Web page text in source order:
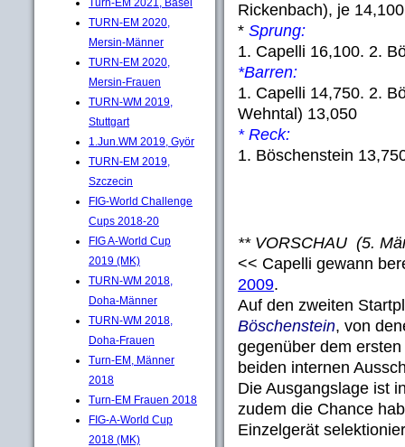
Turn-EM 2021, Basel
TURN-EM 2020,
Mersin-Männer
TURN-EM 2020,
Mersin-Frauen
TURN-WM 2019,
Stuttgart
1.Jun.WM 2019, Györ
TURN-EM 2019,
Szczecin
FIG-World Challenge
Cups 2018-20
FIG A-World Cup
2019 (MK)
TURN-WM 2018,
Doha-Männer
TURN-WM 2018,
Doha-Frauen
Turn-EM, Männer
2018
Turn-EM Frauen 2018
FIG-A-World Cup
2018 (MK)
Rickenbach), je
* Sprung:
1. Capelli 16,100. 2.
*Barren:
1. Capelli 14,750. 2.
Wehntal) 13,050
* Reck:
1. Böschenstein
** VORSCHAU (5.
<< Capelli gewann
2009.
Auf den zweiten
Böschenstein, von
gegenüber dem
beiden internen
Die Ausgangslage ist
zudem die Chance
Einzelgerät